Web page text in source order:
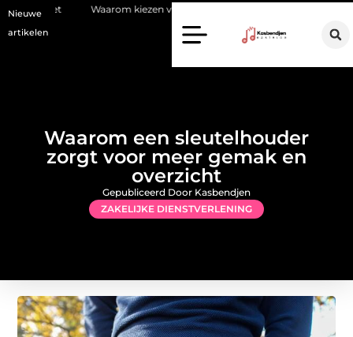
Nieuwe
artikelen
Waarom kiezen voor een stukadoor in Amersfoort?
Waarom een sleutelhouder
zorgt voor meer gemak en
overzicht
ZAKELIJKE DIENSTVERLENING
Gepubliceerd Door Kasbendjen